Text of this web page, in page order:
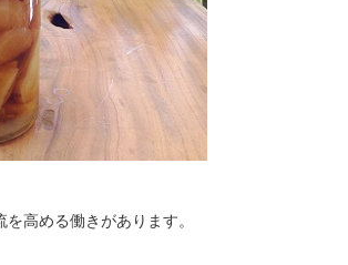
高める働きがあります。